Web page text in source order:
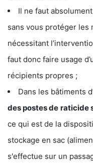
Il ne faut
sans vous protéger les
nécessitant
faut donc faire usage
récipients propres ;
Dans les bâtiments
des postes de raticide
ce qui est de la
stockage en sac
s'effectue sur un